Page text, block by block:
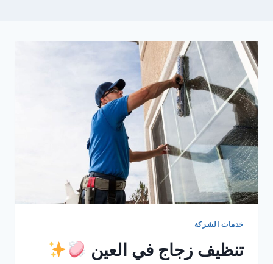
خدمات الشركة
تنظيف زجاج في العين